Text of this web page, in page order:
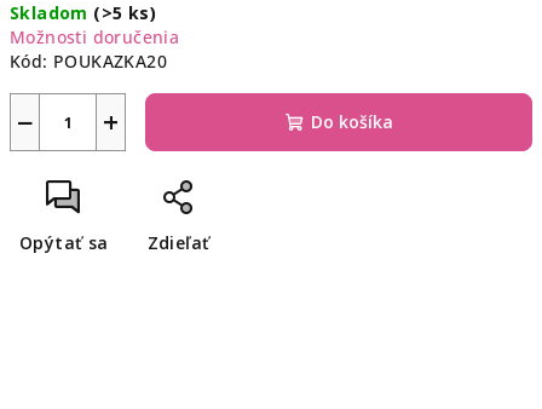
cena:
Skladom (>5 ks)
Možnosti doručenia
Kód: POUKAZKA20
+
− Do košíka
Opýtať sa Zdieľať